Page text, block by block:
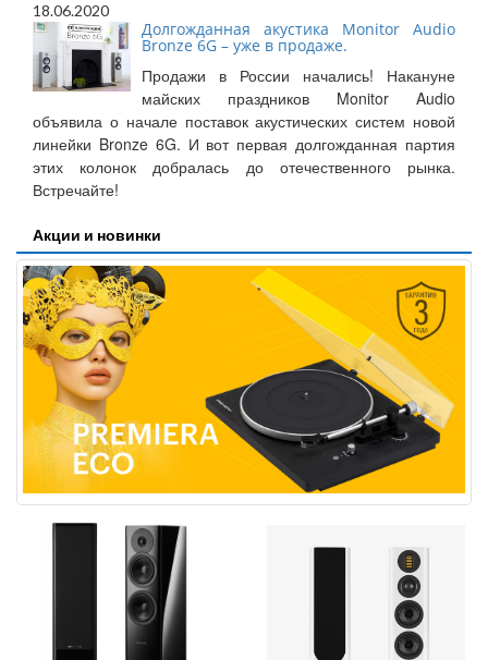
18.06.2020
Долгожданная акустика Monitor Audio
Bronze 6G – уже в продаже.
Продажи в России начались! Накануне
майских праздников Monitor Audio
объявила о начале поставок акустических систем новой
линейки Bronze 6G. И вот первая долгожданная партия
этих колонок добралась до отечественного рынка.
Встречайте!
Акции и новинки